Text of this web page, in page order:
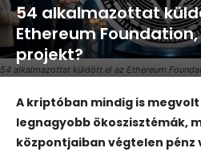
54 alkalmazottat küldött el az Ethereum
54 alkalmazottat
Ethereum
projekt?
A kriptóban mindig is megvolt
legnagyobb ökoszisztémák,
központjaiban végtelen pénz